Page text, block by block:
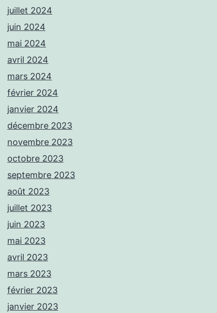
juillet 2024
juin 2024
mai 2024
avril 2024
mars 2024
février 2024
janvier 2024
décembre 2023
novembre 2023
octobre 2023
septembre 2023
août 2023
juillet 2023
juin 2023
mai 2023
avril 2023
mars 2023
février 2023
janvier 2023